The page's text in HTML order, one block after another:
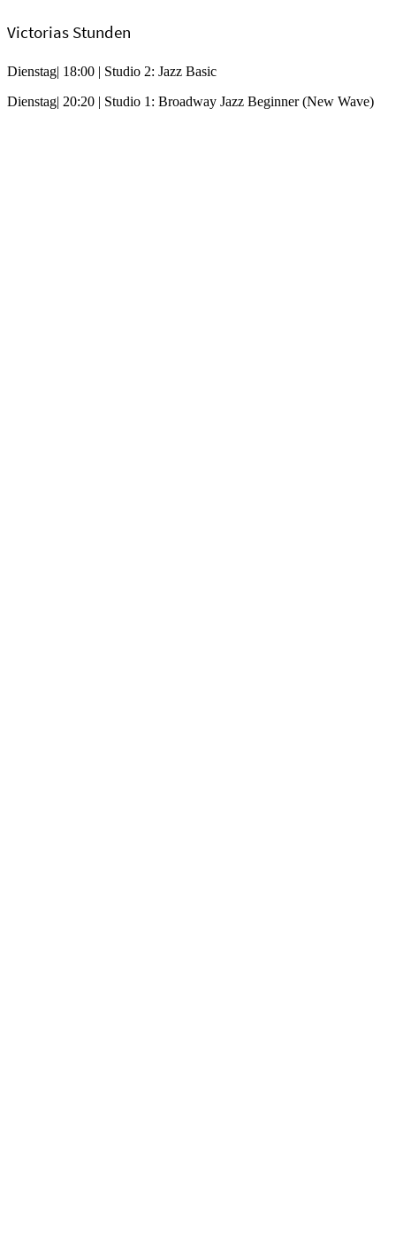
Victorias Stunden
Dienstag| 18:00 | Studio 2: Jazz Basic
Dienstag| 20:20 | Studio 1: Broadway Jazz Beginner (New Wave)